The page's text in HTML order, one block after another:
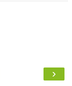
›